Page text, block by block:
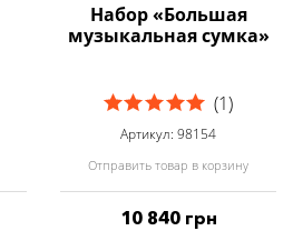
Набор «Большая
музыкальная сумка»
(1)
Артикул: 98154
Отправить товар в корзину
10 840 грн